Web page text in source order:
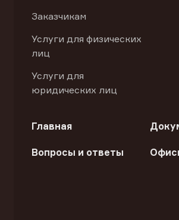
Заказчикам
Услуги для физических
лиц
Услуги для
юридических лиц
Главная
Вопросы и ответы